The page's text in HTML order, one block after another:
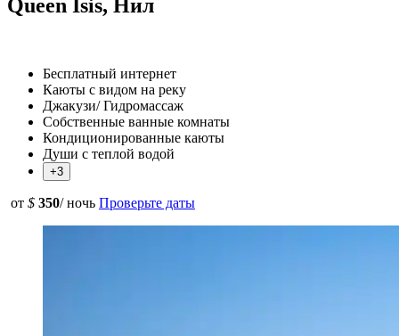
Queen Isis, Нил
Бесплатный интернет
Каюты с видом на реку
Джакузи/ Гидромассаж
Собственные ванные комнаты
Кондиционированные каюты
Души с теплой водой
+3
от $ 350/ ночь Проверьте даты